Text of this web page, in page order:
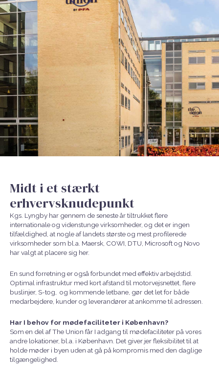
Midt i et stærkt
erhvervsknudepunkt
Kgs. Lyngby har gennem de seneste år tiltrukket flere
internationale og videnstunge virksomheder, og det er ingen
tilfældighed, at nogle af landets største og mest profilerede
virksomheder som bl.a. Maersk, COWI, DTU, Microsoft og Novo
har valgt at placere sig her.
En sund forretning er også forbundet med effektiv arbejdstid.
Optimal infrastruktur med kort afstand til motorvejsnettet, flere
buslinjer, S-tog,
og kommende letbane, gør det let for både
medarbejdere, kunder og leverandører at ankomme til adressen.
Har I behov for mødefaciliteter i København?
Som en del af The Union får I adgang til mødefaciliteter på vores
andre lokationer, bl.a. i København. Det giver jer fleksibilitet til at
holde møder i byen uden at gå på kompromis med den daglige
tilgængelighed.